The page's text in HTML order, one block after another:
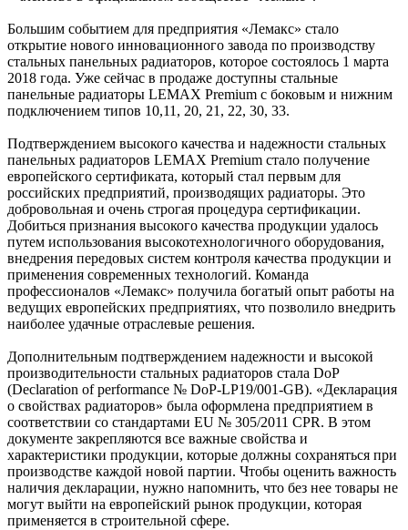
Большим событием для предприятия «Лемакс» стало
открытие нового инновационного завода по производству
стальных панельных радиаторов, которое состоялось 1 марта
2018 года. Уже сейчас в продаже доступны стальные
панельные радиаторы LEMAX Premium с боковым и нижним
подключением типов 10,11, 20, 21, 22, 30, 33.
Подтверждением высокого качества и надежности стальных
панельных радиаторов LEMAX Premium стало получение
европейского сертификата, который стал первым для
российских предприятий, производящих радиаторы. Это
добровольная и очень строгая процедура сертификации.
Добиться признания высокого качества продукции удалось
путем использования высокотехнологичного оборудования,
внедрения передовых систем контроля качества продукции и
применения современных технологий. Команда
профессионалов «Лемакс» получила богатый опыт работы на
ведущих европейских предприятиях, что позволило внедрить
наиболее удачные отраслевые решения.
Дополнительным подтверждением надежности и высокой
производительности стальных радиаторов стала DoP
(Declaration of performance № DoP-LP19/001-GB). «Декларация
о свойствах радиаторов» была оформлена предприятием в
соответствии со стандартами EU № 305/2011 CPR. В этом
документе закрепляются все важные свойства и
характеристики продукции, которые должны сохраняться при
производстве каждой новой партии. Чтобы оценить важность
наличия декларации, нужно напомнить, что без нее товары не
могут выйти на европейский рынок продукции, которая
применяется в строительной сфере.